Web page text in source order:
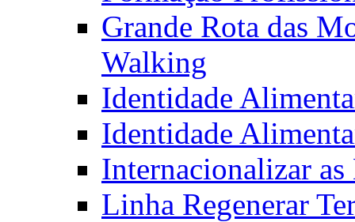
Grande Rota das
Walking
Identidade
Identidade
Internacionalizar
Linha Regenerar